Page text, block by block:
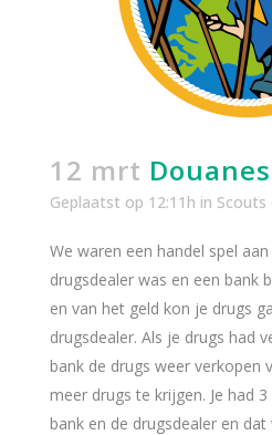
12 mrt
Geplaatst op 12:11h in Scouts
We waren een handel spel
drugsdealer was en een bank
en van het geld kon je drugs
drugsdealer. Als je drugs had
bank de drugs weer
meer drugs te krijgen. Je had
bank en de drugsdealer en